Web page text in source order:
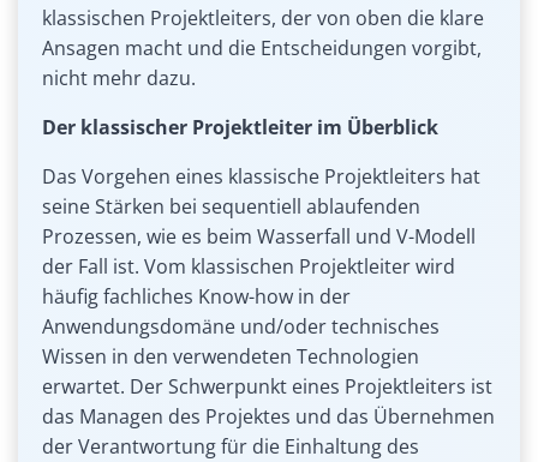
klassischen Projektleiters, der von oben die klare
Ansagen macht und die Entscheidungen vorgibt,
nicht mehr dazu.
Der klassischer Projektleiter im Überblick
Das Vorgehen eines klassische Projektleiters hat
seine Stärken bei sequentiell ablaufenden
Prozessen, wie es beim Wasserfall und V-Modell
der Fall ist. Vom klassischen Projektleiter wird
häufig fachliches Know-how in der
Anwendungsdomäne und/oder technisches
Wissen in den verwendeten Technologien
erwartet. Der Schwerpunkt eines Projektleiters ist
das Managen des Projektes und das Übernehmen
der Verantwortung für die Einhaltung des